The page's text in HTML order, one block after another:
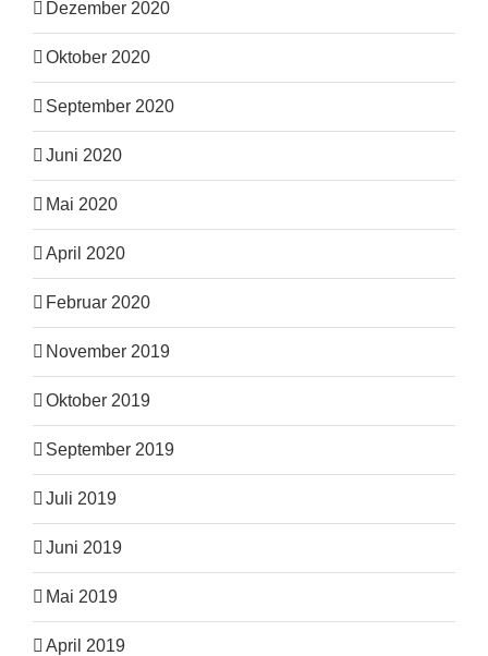
Dezember 2020
Oktober 2020
September 2020
Juni 2020
Mai 2020
April 2020
Februar 2020
November 2019
Oktober 2019
September 2019
Juli 2019
Juni 2019
Mai 2019
April 2019